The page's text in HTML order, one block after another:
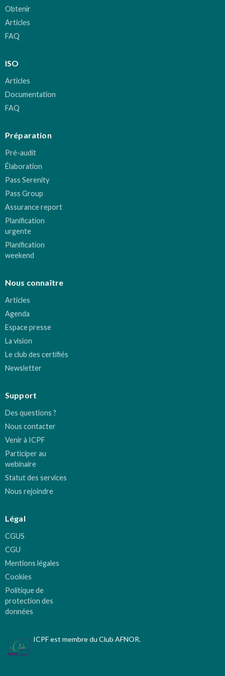
Obtenir
Articles
FAQ
ISO
Articles
Documentation
FAQ
Préparation
Pré-audit
Élaboration
Pass Serenity
Pass Group
Assurance report
Planification
urgente
Planification
weekend
Nous connaître
Articles
Agenda
Espace presse
La vision
Le club des certifiés
Newsletter
Support
Des questions ?
Nous contacter
Venir à ICPF
Participer au
webinaire
Statut des services
Nous rejoindre
Légal
CGUS
CGU
Mentions légales
Cookies
Politique de
protection des
données
ICPF est membre du Club AFNOR.